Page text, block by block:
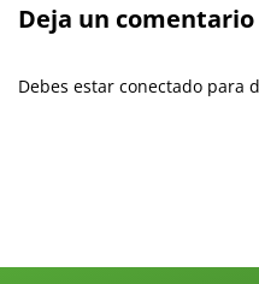
Deja un comentario
Debes estar conectado para